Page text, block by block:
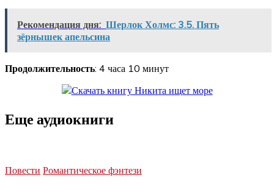
Рекомендация дня: Шерлок Холмс: 3.5. Пять
зёрнышек апельсина
Продолжительность: 4 часа 10 минут
Еще аудиокниги
Повести Романтическое фэнтези